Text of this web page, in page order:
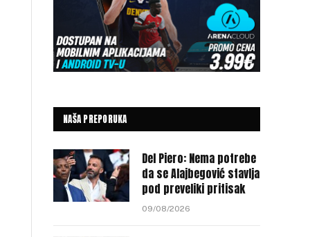
NAŠA PREPORUKA
Del Piero: Nema potrebe
da se Alajbegović stavlja
pod preveliki pritisak
09/08/2026